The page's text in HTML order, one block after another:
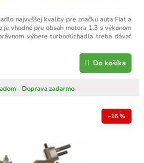
- Doprava zadarmo
Do košíka
najvyššej kvality pre značku auta Fiat a
vhodné pre obsah motora 1.3 s výkonom
výbere turbodúchadla treba dávať
–16 %